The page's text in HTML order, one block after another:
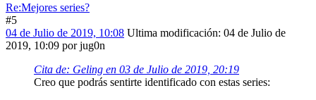
Re:Mejores series?
#5
04 de Julio de 2019, 10:08 Ultima modificación: 04 de Julio de
2019, 10:09 por jug0n
Cita de: Geling en 03 de Julio de 2019, 20:19
Creo que podrás sentirte identificado con estas series: